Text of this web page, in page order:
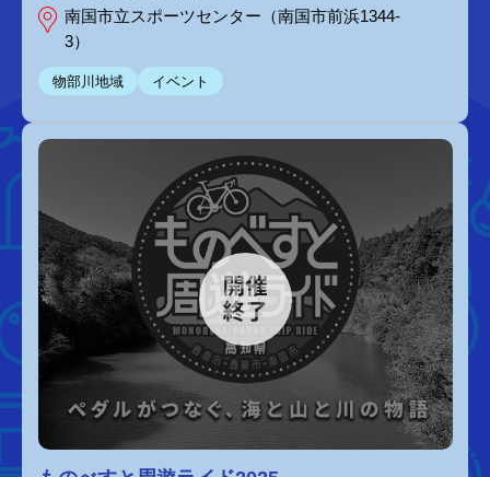
南国市立スポーツセンター（南国市前浜1344-
3）
物部川地域 イベント